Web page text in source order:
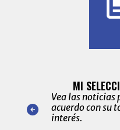
nuestro
para
MI
Vea las noticias
acuerdo con su
interés.